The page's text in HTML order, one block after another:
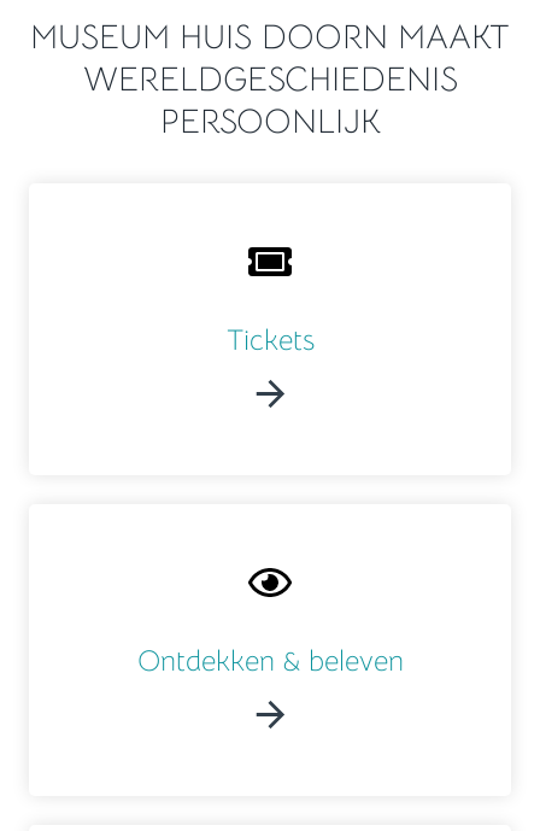
MUSEUM HUIS DOORN MAAKT
WERELDGESCHIEDENIS
PERSOONLIJK
Tickets
Ontdekken & beleven